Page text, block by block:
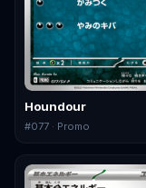
Houndour
#077 · Promo